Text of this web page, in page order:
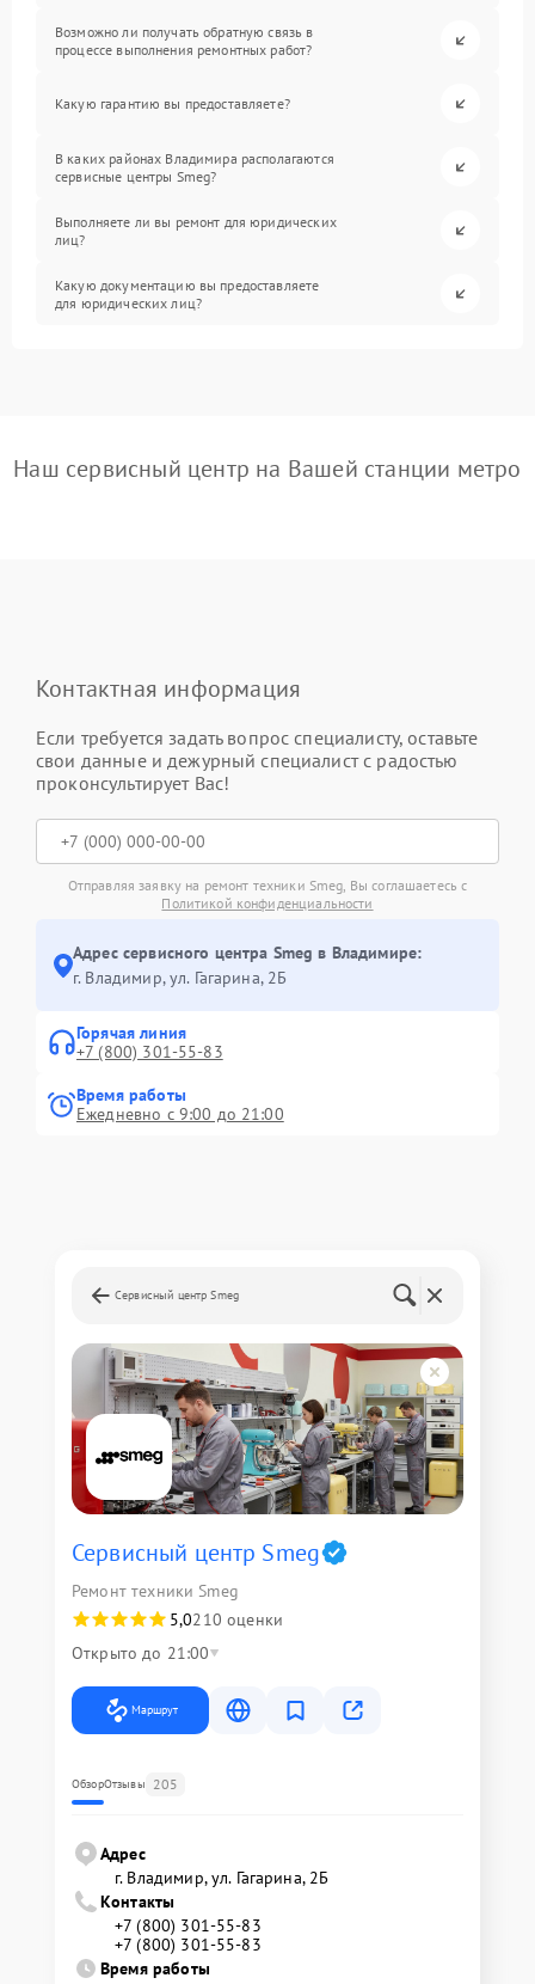
Возможно ли получать обратную связь в
процессе выполнения ремонтных работ?
Какую гарантию вы предоставляете?
В каких районах Владимира располагаются
сервисные центры Smeg?
Выполняете ли вы ремонт для юридических
лиц?
Какую документацию вы предоставляете
для юридических лиц?
Наш сервисный центр на Вашей станции метро
Контактная информация
Если требуется задать вопрос специалисту, оставьте
свои данные и дежурный специалист с радостью
проконсультирует Вас!
Отправляя заявку на ремонт техники Smeg, Вы соглашаетесь с
Политикой конфиденциальности
Адрес сервисного центра Smeg в Владимире:
г. Владимир, ул. Гагарина, 2Б
Горячая линия
+7 (800) 301-55-83
Время работы
Ежедневно с 9:00 до 21:00
Сервисный центр Smeg
Сервисный центр Smeg
Ремонт техники Smeg
5,0210 оценки
Открыто до 21:00
Маршрут
ОбзорОтзывы 205
Адрес
г. Владимир, ул. Гагарина, 2Б
Контакты
+7 (800) 301-55-83
+7 (800) 301-55-83
Время работы